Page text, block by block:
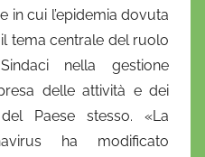
in cui l’epidemia dovuta
tema centrale del ruolo
nella gestione
delle attività e dei
Paese stesso. «La
ha modificato